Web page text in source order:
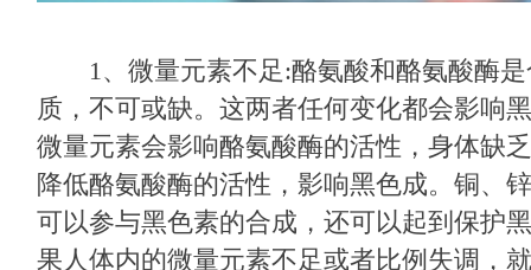
1、微量元素不足:酪氨酸和酪氨酸酶是
质，不可或缺。这两者任何变化都会影响
微量元素会影响酪氨酸酶的活性，身体缺
降低酪氨酸酶的活性，影响黑色成。铜、
可以参与黑色素的合成，还可以起到保护
果人体内的微量元素不足或者比例失调，